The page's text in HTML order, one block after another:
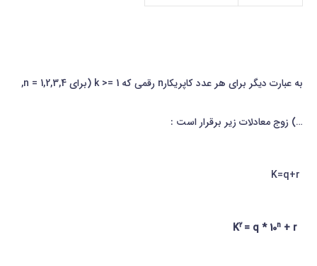
به عبارت دیگر برای هر عدد كاپریكارn رقمی كه k >= 1 (برای n = 1,2,3,4,
…) زوج معادلات زیر برقرار است :
K۲= q * 10n + r